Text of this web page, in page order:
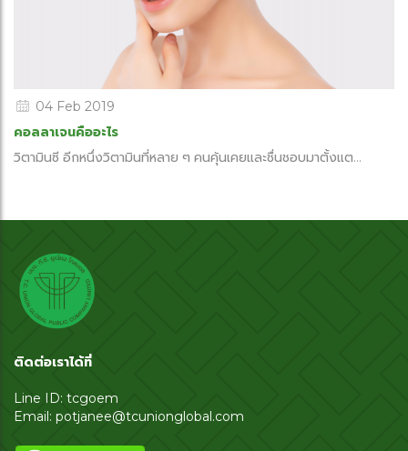
04 Feb 2019
คอลลาเจนคืออะไร
วิตามินซี อีกหนึ่งวิตามินที่หลาย ๆ คนคุ้นเคยและชื่นชอบมาตั้งแต...
ติดต่อเราได้ที่
Line ID: tcgoem
Email: potjanee@tcunionglobal.com